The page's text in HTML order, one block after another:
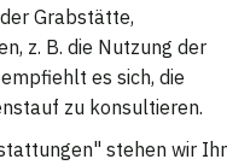
Grabstätte,
z. B. die Nutzung der
es sich, die
zu konsultieren.
stehen wir